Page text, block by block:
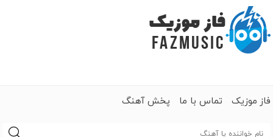
فاز موزیک تماس با ما پخش آهنگ